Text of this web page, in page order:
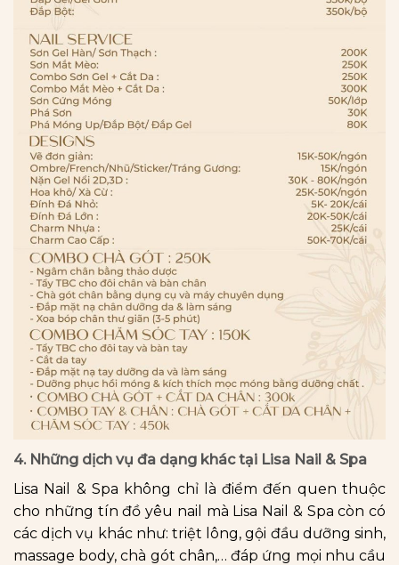
4. Những dịch vụ đa dạng khác tại Lisa Nail & Spa
Lisa Nail & Spa không chỉ là điểm đến quen thuộc
cho những tín đồ yêu nail mà Lisa Nail & Spa còn có
các dịch vụ khác như: triệt lông, gội đầu dưỡng sinh,
massage body, chà gót chân,… đáp ứng mọi nhu cầu